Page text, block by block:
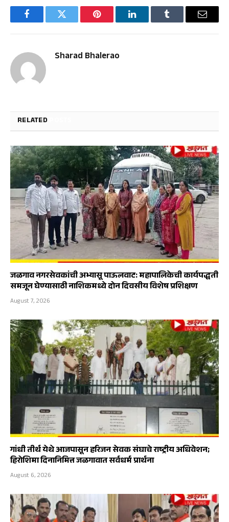
FacebookTwitter Pinterest LinkedInTumblr Email
Sharad Bhalerao
RELATED
जळगाव नगरसेवकांची अभ्यासू पाऊलवाट: महापालिकेची कार्यपद्धती
समजून घेण्यासाठी नाशिकमध्ये दोन दिवसीय विशेष प्रशिक्षण
August 7, 2026
गांधी तीर्थ येथे आजपासून हरिजन सेवक संघाचे राष्ट्रीय अधिवेशन;
हिरोशिमा दिनानिमित्त जळगावात सर्वधर्म प्रार्थना
August 6, 2026